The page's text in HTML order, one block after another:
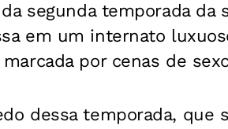
segunda temporada da
em um internato
marcada por cenas de
dessa temporada, que